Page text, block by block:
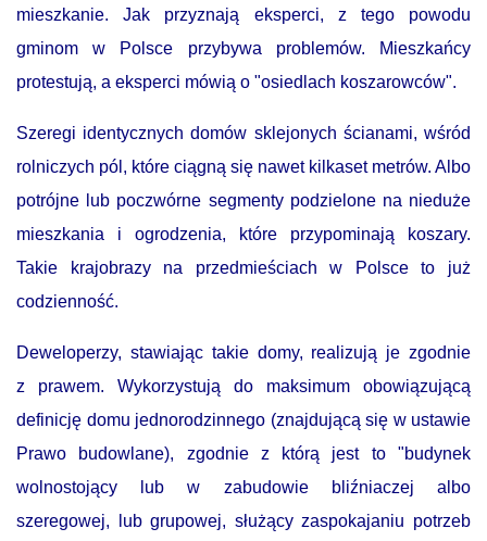
mieszkanie. Jak przyznają eksperci, z tego powodu
gminom w Polsce przybywa problemów. Mieszkańcy
protestują, a eksperci mówią o "osiedlach koszarowców".
Szeregi identycznych domów sklejonych ścianami, wśród
rolniczych pól, które ciągną się nawet kilkaset metrów. Albo
potrójne lub poczwórne segmenty podzielone na nieduże
mieszkania i ogrodzenia, które przypominają koszary.
Takie krajobrazy na przedmieściach w Polsce to już
codzienność.
Deweloperzy, stawiając takie domy, realizują je zgodnie
z prawem. Wykorzystują do maksimum obowiązującą
definicję domu jednorodzinnego (znajdującą się w ustawie
Prawo budowlane), zgodnie z którą jest to "budynek
wolnostojący lub w zabudowie bliźniaczej albo
szeregowej, lub grupowej, służący zaspokajaniu potrzeb